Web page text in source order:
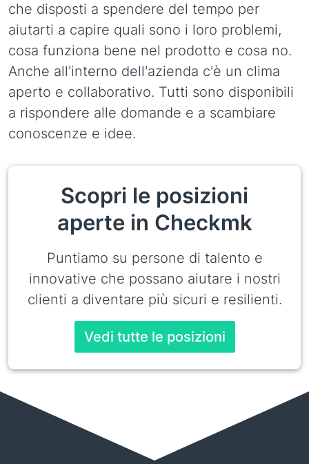
che disposti a spendere del tempo per
aiutarti a capire quali sono i loro problemi,
cosa funziona bene nel prodotto e cosa no.
Anche all'interno dell'azienda c'è un clima
aperto e collaborativo. Tutti sono disponibili
a rispondere alle domande e a scambiare
conoscenze e idee.
Scopri le posizioni
aperte in Checkmk
Puntiamo su persone di talento e
innovative che possano aiutare i nostri
clienti a diventare più sicuri e resilienti.
Vedi tutte le posizioni